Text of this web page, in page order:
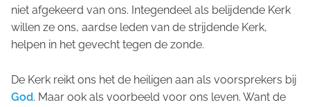
niet afgekeerd van ons. Integendeel als belijdende Kerk
willen ze ons, aardse leden van de strijdende Kerk,
helpen in het gevecht tegen de zonde.
De Kerk reikt ons het de heiligen aan als voorsprekers bij
God. Maar ook als voorbeeld voor ons leven. Want de